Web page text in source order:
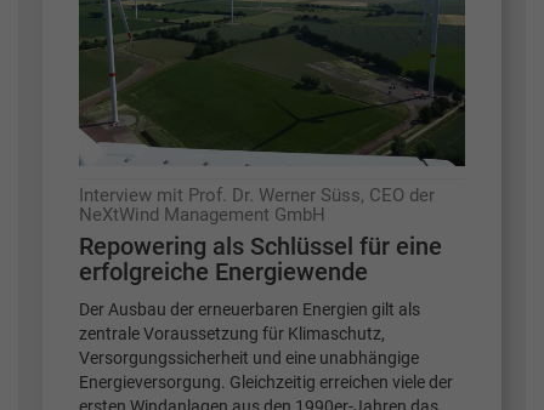
Interview mit Prof. Dr. Werner Süss, CEO der
NeXtWind Management GmbH
Repowering als Schlüssel für eine
erfolgreiche Energiewende
Der Ausbau der erneuerbaren Energien gilt als
zentrale Voraussetzung für Klimaschutz,
Versorgungssicherheit und eine unabhängige
Energieversorgung. Gleichzeitig erreichen viele der
ersten Windanlagen aus den 1990er-Jahren das